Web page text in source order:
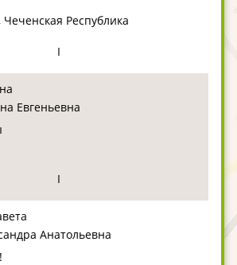
Республика
I
Евгеньевна
I
Анатольевна